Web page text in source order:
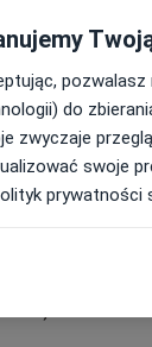
Dyżuruję w
do
zwyczaje
swoje
prywatności